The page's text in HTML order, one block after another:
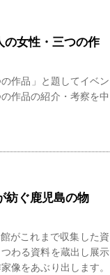
女性・三つの作
作品」と題してイベン
作品の紹介・考察を中
紡ぐ鹿児島の物
がこれまで収集した資
わる資料を蔵出し展示
像をあぶり出します。